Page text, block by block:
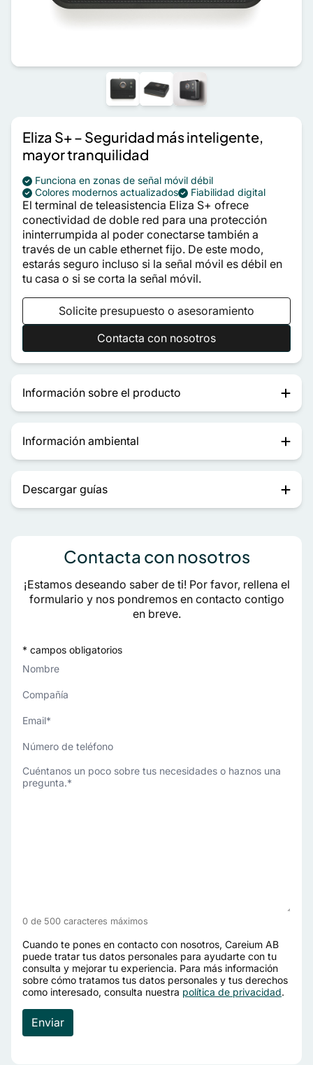
Eliza S+ – Seguridad más inteligente,
mayor tranquilidad
Funciona en zonas de señal móvil débil
Colores modernos actualizados
Fiabilidad digital
El terminal de teleasistencia Eliza S+ ofrece
conectividad de doble red para una protección
ininterrumpida al poder conectarse también a
través de un cable ethernet fijo. De este modo,
estarás seguro incluso si la señal móvil es débil en
tu casa o si se corta la señal móvil.
Solicite presupuesto o asesoramiento
Contacta con nosotros
Información sobre el producto
Información ambiental
Descargar guías
Contacta con nosotros
¡Estamos deseando saber de ti! Por favor, rellena el
formulario y nos pondremos en contacto contigo
en breve.
* campos obligatorios
Nombre
Compañía
Email
Número
teléfono
¿Cómo
podemos
0 de 500 caracteres máximos
Cuando te pones en contacto con nosotros, Careium AB
puede tratar tus datos personales para ayudarte con tu
consulta y mejorar tu experiencia. Para más información
sobre cómo tratamos tus datos personales y tus derechos
como interesado, consulta nuestra política de privacidad.